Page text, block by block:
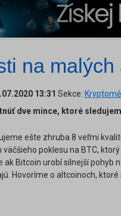
na
13:31 Sekce:
dve mince, ktoré
ešte zhruba 8 veľmi
poklesu na BTC,
ak Bitcoin urobí silnejší pohyb
Hovoríme o altcoinoch,